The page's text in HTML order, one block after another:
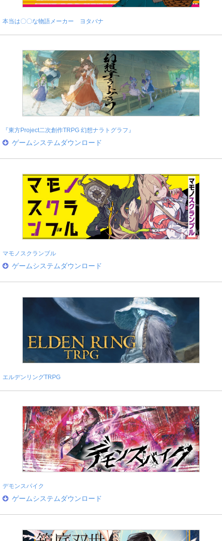
本当は〇〇な物語メーカー ヨタバナ
『東方Project二次創作TRPG 幻想ナラトグラフ』
ゲームシステムダウンロード
マモノスクランブル
ゲームシステムダウンロード
エルデンリングTRPG
デモンスパイク
ゲームシステムダウンロード